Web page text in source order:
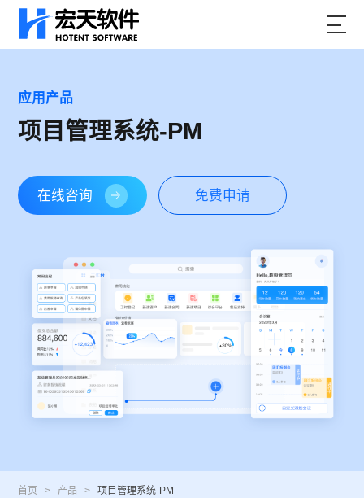
应用产品
项目管理系统-PM
在线咨询 免费申请
首页 > 产品 > 项目管理系统-PM